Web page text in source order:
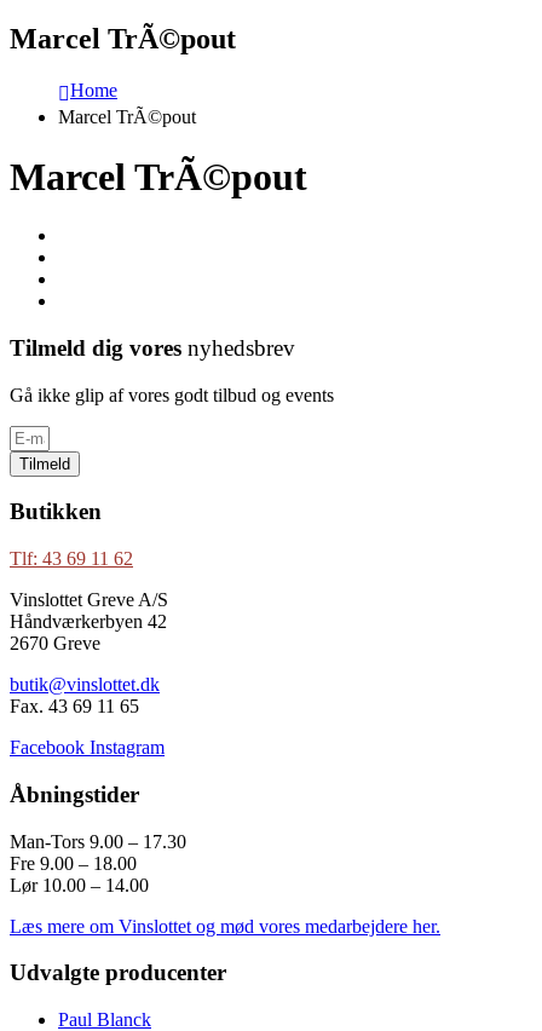
Marcel TrÃ©pout
Home
Marcel TrÃ©pout
Marcel TrÃ©pout
Tilmeld dig vores nyhedsbrev
Gå ikke glip af vores godt tilbud og events
Tilmeld
Butikken
Tlf: 43 69 11 62
Vinslottet Greve A/S
Håndværkerbyen 42
2670 Greve
butik@vinslottet.dk
Fax. 43 69 11 65
Facebook Instagram
Åbningstider
Man-Tors 9.00 – 17.30
Fre 9.00 – 18.00
Lør 10.00 – 14.00
Læs mere om Vinslottet og mød vores medarbejdere her.
Udvalgte producenter
Paul Blanck